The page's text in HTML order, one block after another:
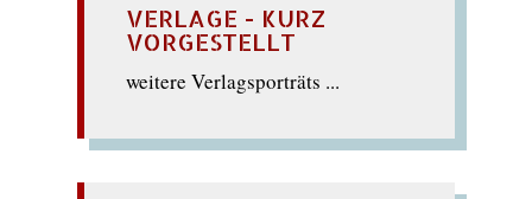
VERLAGE - KURZ
VORGESTELLT
weitere Verlagsporträts ...